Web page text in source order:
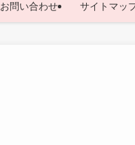
お問い合わせ サイトマッ